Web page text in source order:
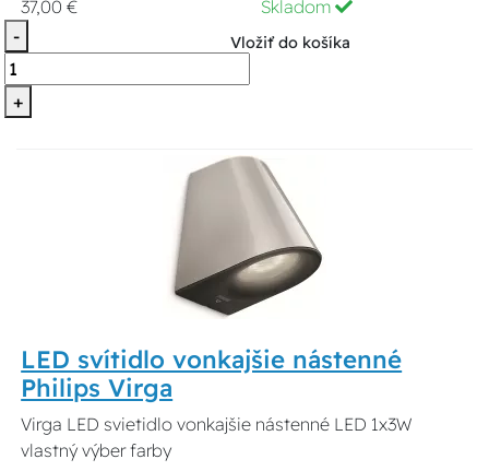
37,00 €
Skladom
-
+
Vložiť do košíka
LED svítidlo vonkajšie nástenné
Philips Virga
Virga LED svietidlo vonkajšie nástenné LED 1x3W
vlastný výber farby